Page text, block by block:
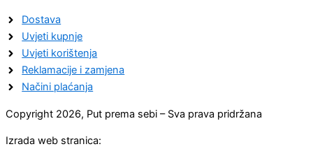
Dostava
Uvjeti kupnje
Uvjeti korištenja
Reklamacije i zamjena
Načini plaćanja
Copyright 2026, Put prema sebi – Sva prava pridržana
Izrada web stranica: